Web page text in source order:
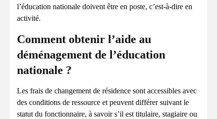
l’éducation nationale doivent être en poste, c’est-à-dire en
activité.
Comment obtenir l’aide au
déménagement de l’éducation
nationale ?
Les frais de changement de résidence sont accessibles avec
des conditions de ressource et peuvent différer suivant le
statut du fonctionnaire, à savoir s’il est titulaire, stagiaire ou